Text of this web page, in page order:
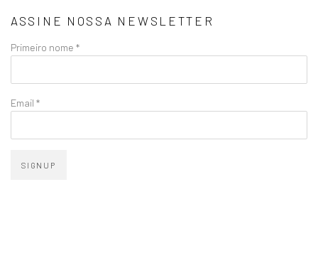
ASSINE NOSSA NEWSLETTER
Primeiro nome *
Email *
SIGNUP